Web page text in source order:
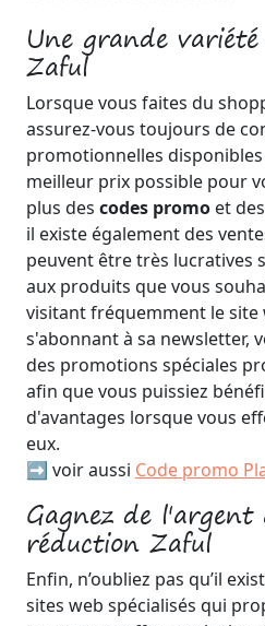
Une grande
Zaful
Lorsque vous faites du
assurez-vous toujours de
promotionnelles disponibles
meilleur prix possible pour
plus des codes promo et
il existe également des
peuvent être très lucratives
aux produits que vous
visitant fréquemment le site
s'abonnant à sa newsletter,
des promotions spéciales
afin que vous puissiez
d'avantages lorsque vous
eux.
➡️ voir aussi Code promo
Gagnez de l'argent
réduction Zaful
Enfin, n’oubliez pas qu’il
sites web spécialisés qui